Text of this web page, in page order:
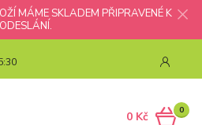
MÁME SKLADEM PŘIPRAVENÉ K
ODESLÁNÍ.
0
0 Kč